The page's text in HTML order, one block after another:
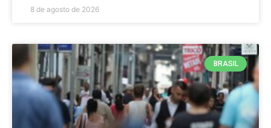
8 de agosto de 2026
BRASIL